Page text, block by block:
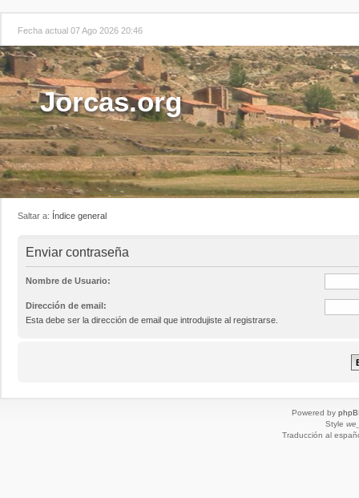
Fecha actual 07 Ago 2026 20:46
Jorcas.org
Saltar a: Índice general
Enviar contraseña
Nombre de Usuario:
Dirección de email:
Esta debe ser la dirección de email que introdujiste al registrarse.
Powered by
Style
Traducción al